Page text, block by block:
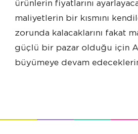
ürünlerin fiyatlarını
maliyetlerin bir kısmını
zorunda kalacaklarını fakat
güçlü bir pazar olduğu için
büyümeye devam